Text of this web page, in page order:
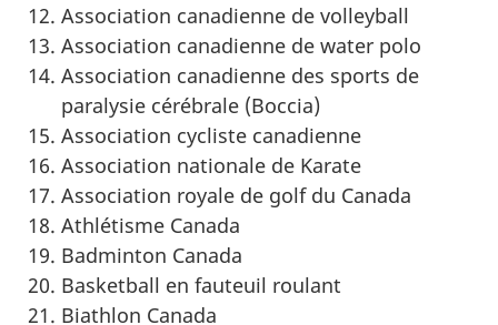
Association canadienne de volleyball
Association canadienne de water polo
Association canadienne des sports de
paralysie cérébrale (Boccia)
Association cycliste canadienne
Association nationale de Karate
Association royale de golf du Canada
Athlétisme Canada
Badminton Canada
Basketball en fauteuil roulant
Biathlon Canada